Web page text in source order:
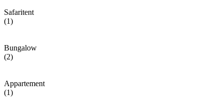
Safaritent
(1)
Bungalow
(2)
Appartement
(1)